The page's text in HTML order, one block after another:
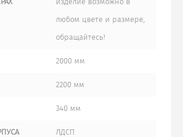
любом цвете и размере,
обращайтесь!
2000 мм
2200 мм
340 мм
ЛДСП